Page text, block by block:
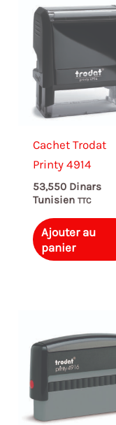
Cachet Trodat
Printy 4914
53,550 Dinars
Tunisien TTC
Ajouter au
panier